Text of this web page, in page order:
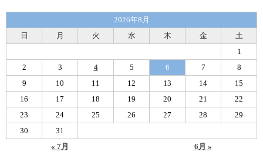
2026年8月
日
月 火 水 木 金 土
« 7月 6月 »
1
2
3 4 5 6 7
8
9
10 11 12 13 14
15
16
17 18 19 20 21
22
23
24 25 26 27 28
29
30
31